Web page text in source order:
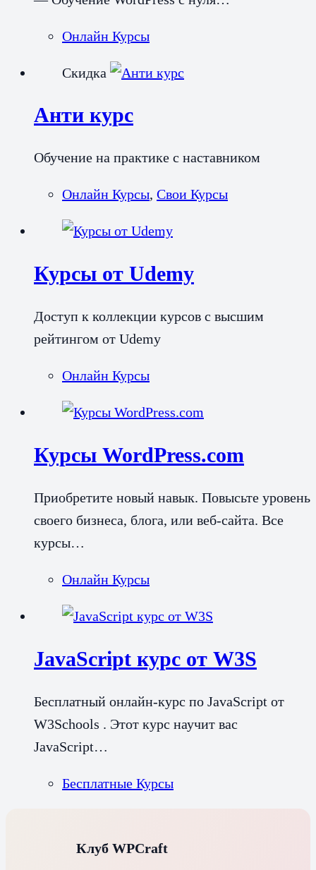
Онлайн Курсы
Скидка
Анти курс
Обучение на практике с наставником
Онлайн Курсы, Свои Курсы
Курсы от Udemy
Доступ к коллекции курсов с высшим
рейтингом от Udemy
Онлайн Курсы
Курсы WordPress.com
Приобретите новый навык. Повысьте уровень
своего бизнеса, блога, или веб-сайта. Все
курсы…
Онлайн Курсы
JavaScript курс от W3S
Бесплатный онлайн-курс по JavaScript от
W3Schools . Этот курс научит вас
JavaScript…
Бесплатные Курсы
Клуб WPCraft